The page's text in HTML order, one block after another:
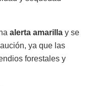
alerta amarilla y se
ya que las
forestales y